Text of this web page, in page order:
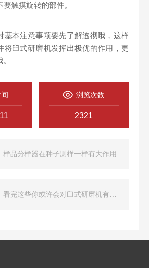
触摸旋转的部件。
本注意事项要先了解透彻哦，这样
将臼式研磨机发挥出极优的作用，更
浏览次数
2321
样品分样器在种子测样一样有大作用